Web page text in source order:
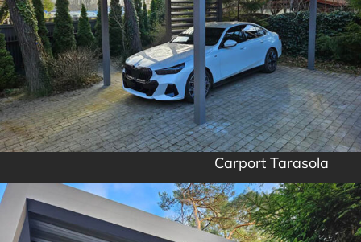
Carport Tarasola